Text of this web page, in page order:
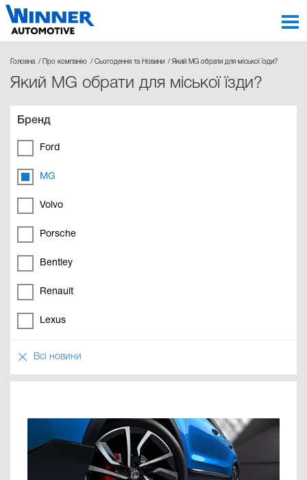
Головна Про компанію Сьогодення та Новини Який MG обрати для міської їзди?
Який MG обрати для міської їзди?
Бренд
Ford
MG
Volvo
Porsche
Bentley
Renault
Lexus
Всі новини